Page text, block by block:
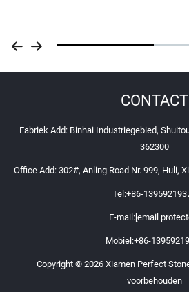
CONTACT
Fabriek Add: Binhai Industriegebied,
362300
Office Add: 302#, Anling Road Nr. 999, Huli,
Tel:+86-
E-mail:[email
Mobiel:+86-
Copyright © 2026 Xiamen Perfect
voorbehouden